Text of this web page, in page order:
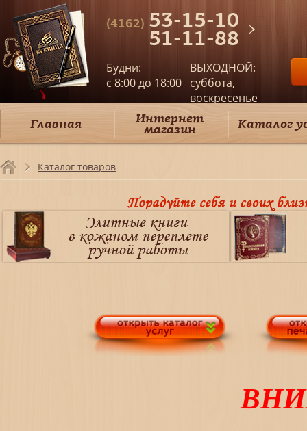
(4162) 53-15-10
51-11-88
Будни:
c 8:00 до 18:00
ВЫХОДНОЙ:
суббота,
воскресенье
Главная Интернет
магазин Каталог
Каталог товаров